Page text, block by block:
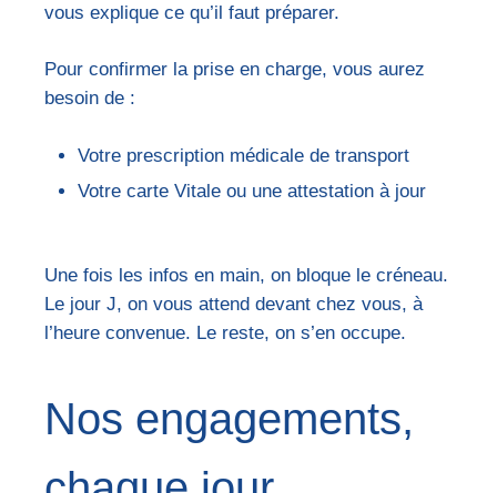
vous explique ce qu’il faut préparer.
Pour confirmer la prise en charge, vous aurez
besoin de :
Votre prescription médicale de transport
Votre carte Vitale ou une attestation à jour
Une fois les infos en main, on bloque le créneau.
Le jour J, on vous attend devant chez vous, à
l’heure convenue. Le reste, on s’en occupe.
Nos engagements,